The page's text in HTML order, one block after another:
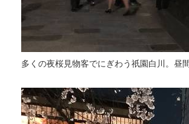
多くの夜桜見物客でにぎわう祇園白川。昼